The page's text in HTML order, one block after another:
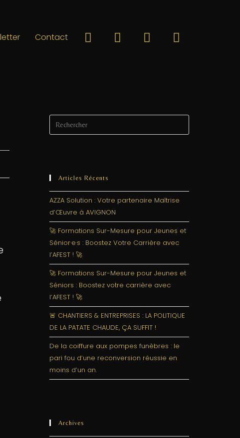
Contact
Articles Récents
AZZA Solution : Votre partenaire Maîtrise
d’Œuvre à AVIGNON
🚀 Formations Sur-Mesure pour Jeunes et
Sénior·e·s : Boostez Votre Carrière avec
l’AFEST ! 🚀
🚀 Formations Sur-Mesure pour Jeunes et
Séniors : Boostez votre carrière avec
l’AFEST ! 🚀
🚨 CHANTIERS & ENTREPRISES : LA POLITIQUE
DE LA PATATE CHAUDE, ÇA SUFFIT !
De la coiffure aux pompes funèbres : le
pari fou d’une reconversion réussie en
moins d’un an.
Archives